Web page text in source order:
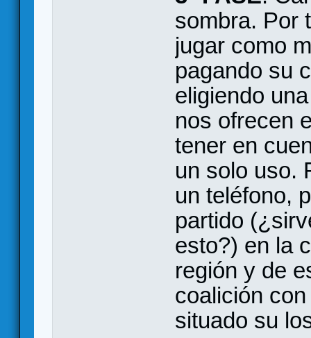
sombra. Por
jugar como
pagando su
eligiendo
nos ofrecen
tener en
un solo uso.
un teléfono,
partido
esto?) en la
región y de
coalición
situado su